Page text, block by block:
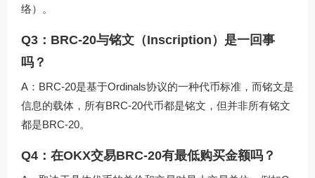
络）。
Q3：BRC-20与铭文（Inscription）是一回事
吗？
A：BRC-20是基于Ordinals协议的一种代币标准，而铭文是
信息的载体，所有BRC-20代币都是铭文，但并非所有铭文
都是BRC-20。
Q4：在OKX交易BRC-20有最低购买金额吗？